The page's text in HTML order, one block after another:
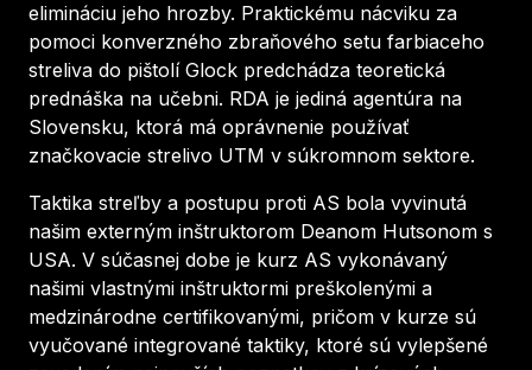
elimináciu jeho hrozby. Praktickému nácviku za
pomoci konverzného zbraňového setu farbiaceho
streliva do pištolí Glock predchádza teoretická
prednáška na učebni. RDA je jediná agentúra na
Slovensku, ktorá má oprávnenie používať
značkovacie strelivo UTM v súkromnom sektore.
Taktika streľby a postupu proti AS bola vyvinutá
našim externým inštruktorom Deanom Hutsonom s
USA. V súčasnej dobe je kurz AS vykonávaný
našimi vlastnými inštruktormi preškolenými a
medzinárodne certifikovanými, pričom v kurze sú
vyučované integrované taktiky, ktoré sú vylepšené